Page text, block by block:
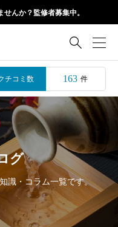
んか？監修者募集中。

チコミ数 163 件
グ
識・コラム一覧です。